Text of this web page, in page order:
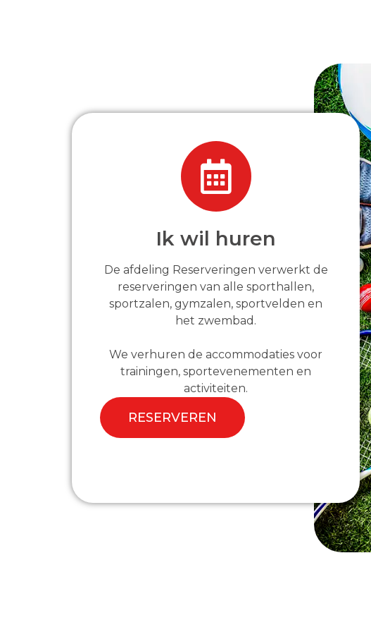
Ik wil huren
De afdeling Reserveringen verwerkt de
reserveringen van alle sporthallen,
sportzalen, gymzalen, sportvelden en
het zwembad.
We verhuren de accommodaties voor
trainingen, sportevenementen en
activiteiten.
RESERVEREN